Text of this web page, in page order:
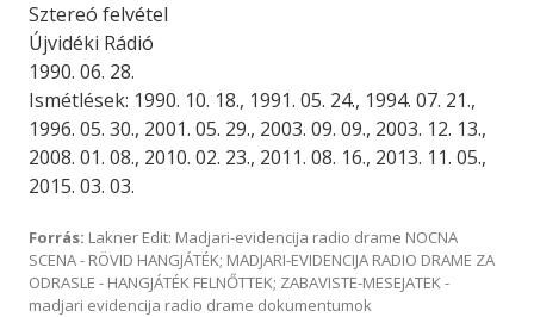
Sztereó felvétel
Újvidéki Rádió
1990. 06. 28.
Ismétlések: 1990. 10. 18., 1991. 05. 24., 1994. 07. 21.,
1996. 05. 30., 2001. 05. 29., 2003. 09. 09., 2003. 12. 13.,
2008. 01. 08., 2010. 02. 23., 2011. 08. 16., 2013. 11. 05.,
2015. 03. 03.
Forrás: Lakner Edit: Madjari-evidencija radio drame NOCNA
SCENA - RÖVID HANGJÁTÉK; MADJARI-EVIDENCIJA RADIO DRAME ZA
ODRASLE - HANGJÁTÉK FELNŐTTEK; ZABAVISTE-MESEJATEK -
madjari evidencija radio drame dokumentumok